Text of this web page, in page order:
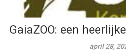
GaiaZOO: een
april 28,